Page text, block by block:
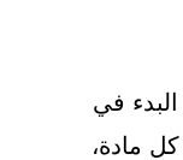
في
مادة،